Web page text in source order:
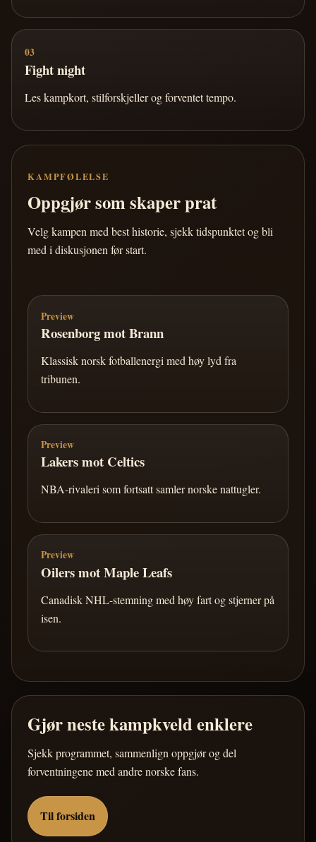
03
Fight night
Les kampkort, stilforskjeller og forventet tempo.
KAMPFØLELSE
Oppgjør som skaper prat
Velg kampen med best historie, sjekk tidspunktet og bli
med i diskusjonen før start.
Preview
Rosenborg mot Brann
Klassisk norsk fotballenergi med høy lyd fra
tribunen.
Preview
Lakers mot Celtics
NBA-rivaleri som fortsatt samler norske nattugler.
Preview
Oilers mot Maple Leafs
Canadisk NHL-stemning med høy fart og stjerner på
isen.
Gjør neste kampkveld enklere
Sjekk programmet, sammenlign oppgjør og del
forventningene med andre norske fans.
Til forsiden